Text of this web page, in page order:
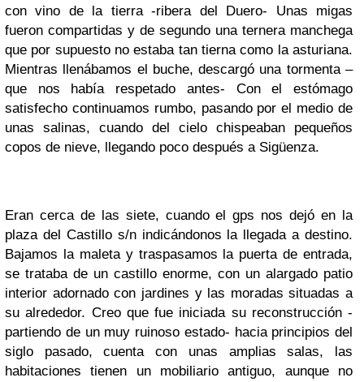
con vino de la tierra -ribera del Duero- Unas migas
fueron compartidas y de segundo una ternera manchega
que por supuesto no estaba tan tierna como la asturiana.
Mientras llenábamos el buche, descargó una tormenta –
que nos había respetado antes- Con el estómago
satisfecho continuamos rumbo, pasando por el medio de
unas salinas, cuando del cielo chispeaban pequeños
copos de nieve, llegando poco después a Sigüenza.
Eran cerca de las siete, cuando el gps nos dejó en la
plaza del Castillo s/n indicándonos la llegada a destino.
Bajamos la maleta y traspasamos la puerta de entrada,
se trataba de un castillo enorme, con un alargado patio
interior adornado con jardines y las moradas situadas a
su alrededor. Creo que fue iniciada su reconstrucción -
partiendo de un muy ruinoso estado- hacia principios del
siglo pasado, cuenta con unas amplias salas, las
habitaciones tienen un mobiliario antiguo, aunque no